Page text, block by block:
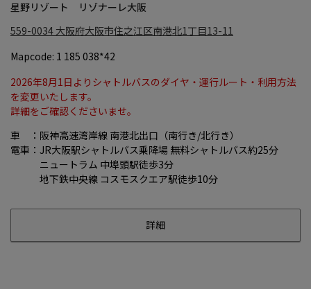
星野リゾート リゾナーレ大阪
559-0034 大阪府大阪市住之江区南港北1丁目13-11
Mapcode: 1 185 038*42
2026年8月1日よりシャトルバスのダイヤ・運行ルート・利用方法
を変更いたします。
詳細をご確認くださいませ。
車 ：阪神高速湾岸線 南港北出口（南行き/北行き）
電車：JR大阪駅シャトルバス乗降場 無料シャトルバス約25分
ニュートラム 中埠頭駅徒歩3分
地下鉄中央線 コスモスクエア駅徒歩10分
詳細